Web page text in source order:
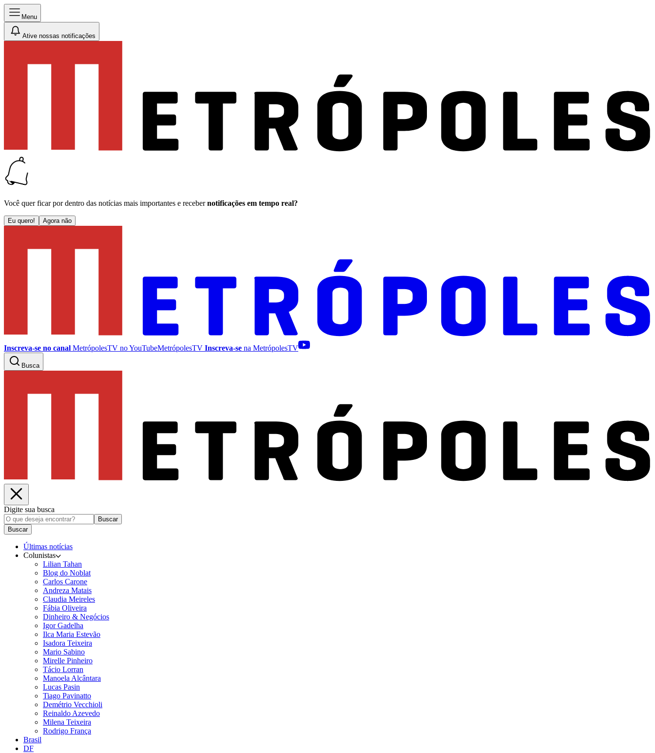
Menu
Ative nossas notificações
Você quer ficar por dentro das notícias mais importantes e receber notificações em tempo real?
Eu quero! Agora não
Inscreva-se no canal MetrópolesTV noYouTubeMetrópolesTV Inscreva-se na MetrópolesTV
Busca
Digite sua busca
Buscar
Buscar
Últimas notícias
Colunistas
Lilian Tahan
Blog do Noblat
Carlos Carone
Andreza Matais
Claudia Meireles
Fábia Oliveira
Dinheiro & Negócios
Igor Gadelha
Ilca Maria Estevão
Isadora Teixeira
Mario Sabino
Mirelle Pinheiro
Tácio Lorran
Manoela Alcântara
Lucas Pasin
Tiago Pavinatto
Demétrio Vecchioli
Reinaldo Azevedo
Milena Teixeira
Rodrigo França
Brasil
DF